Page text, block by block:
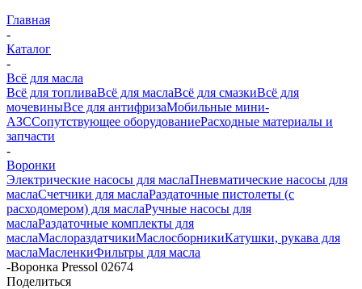
Главная
-
Каталог
-
Всё для масла
Всё для топливаВсё для маслаВсё для смазкиВсё для
мочевиныВсе для антифризаМобильные мини-
АЗССопутствующее оборудованиеРасходные материалы и
запчасти
-
Воронки
Электрические насосы для маслаПневматические насосы для
маслаСчетчики для маслаРаздаточные пистолеты (с
расходомером) для маслаРучные насосы для
маслаРаздаточные комплекты для
маслаМаслораздатчикиМаслосборникиКатушки, рукава для
маслаМасленкиФильтры для масла
-Воронка Pressol 02674
Поделиться